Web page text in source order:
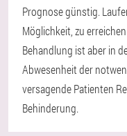
Prognose günstig.
Möglichkeit, zu
Behandlung ist aber in
Abwesenheit der
versagende Patienten
Behinderung.